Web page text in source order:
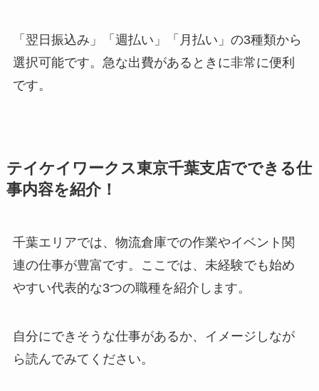
「翌日振込み」「週払い」「月払い」の3種類から
選択可能です。急な出費があるときに非常に便利
です。
テイケイワークス東京千葉支店でできる仕
事内容を紹介！
千葉エリアでは、物流倉庫での作業やイベント関
連の仕事が豊富です。ここでは、未経験でも始め
やすい代表的な3つの職種を紹介します。
自分にできそうな仕事があるか、イメージしなが
ら読んでみてください。